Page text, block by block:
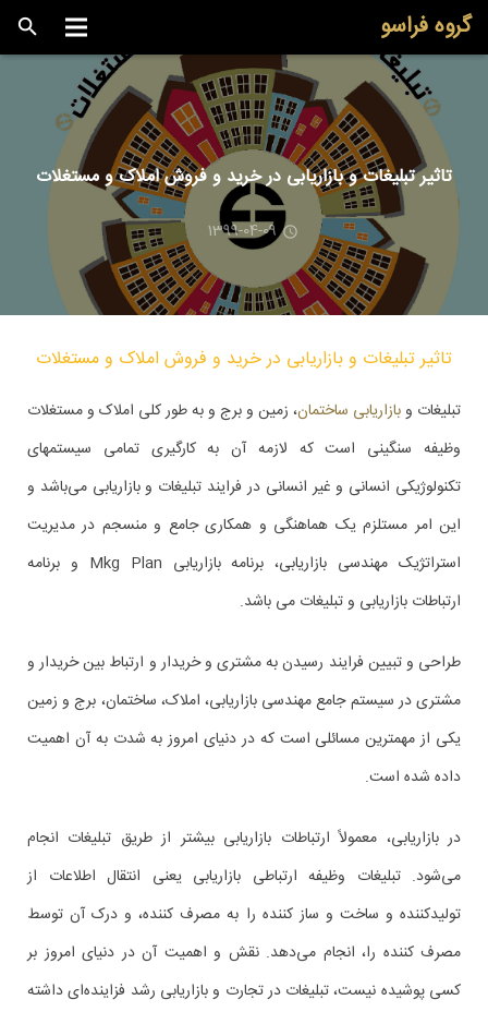
گروه فراسو
تاثیر تبلیغات و بازاریابی در خرید و فروش املاک و مستغلات
1399-04-09
تاثیر تبلیغات و بازاریابی در خرید و فروش املاک و مستغلات
تبلیغات و بازاریابی ساختمان، زمین و برج و به طور کلی املاک و مستغلات
وظیفه سنگینی است که لازمه آن به کارگیری تمامی سیستمهای
تکنولوژیکی انسانی و غیر انسانی در فرایند تبلیغات و بازاریابی می‌باشد و
این امر مستلزم یک هماهنگی و همکاری جامع و منسجم در مدیریت
استراتژیک مهندسی بازاریابی، برنامه بازاریابی Mkg Plan و برنامه
ارتباطات بازاریابی و تبلیغات می باشد.
طراحی و تبیین فرایند رسیدن به مشتری و خریدار و ارتباط بین خریدار و
مشتری در سیستم جامع مهندسی بازاریابی، املاک، ساختمان، برج و زمین
یکی از مهمترین مسائلی است که در دنیای امروز به شدت به آن اهمیت
داده شده است.
در بازاریابی، معمولاً ارتباطات بازاریابی بیشتر از طریق تبلیغات انجام
می‌شود. تبلیغات وظیفه ارتباطی بازاریابی یعنی انتقال اطلاعات از
تولیدکننده و ساخت و ساز کننده را به مصرف کننده، و درک آن توسط
مصرف کننده را، انجام می‌دهد. نقش و اهمیت آن در دنیای امروز بر
کسی پوشیده نیست، تبلیغات در تجارت و بازاریابی رشد فزاینده‌ای داشته